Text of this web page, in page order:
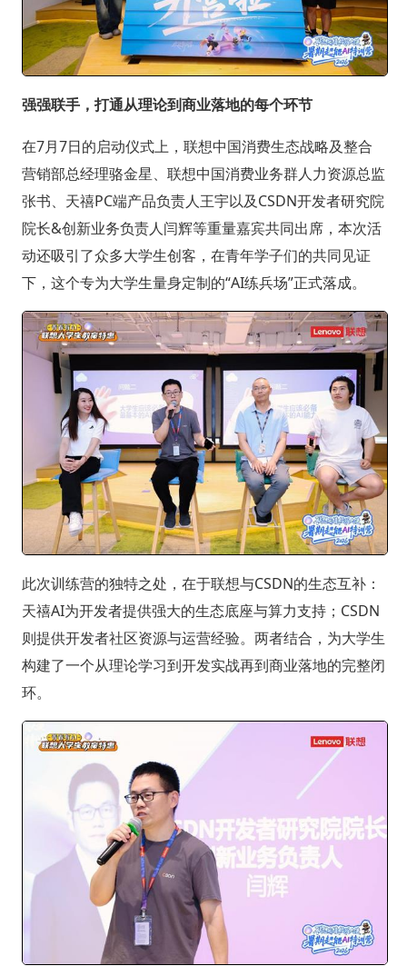
强强联手，打通从理论到商业落地的每个环节
在7月7日的启动仪式上，联想中国消费生态战略及整合
营销部总经理骆金星、联想中国消费业务群人力资源总监
张书、天禧PC端产品负责人王宇以及CSDN开发者研究院
院长&创新业务负责人闫辉等重量嘉宾共同出席，本次活
动还吸引了众多大学生创客，在青年学子们的共同见证
下，这个专为大学生量身定制的“AI练兵场”正式落成。
此次训练营的独特之处，在于联想与CSDN的生态互补：
天禧AI为开发者提供强大的生态底座与算力支持；CSDN
则提供开发者社区资源与运营经验。两者结合，为大学生
构建了一个从理论学习到开发实战再到商业落地的完整闭
环。